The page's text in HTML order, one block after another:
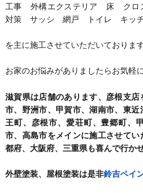
工事 外構エクステリア 床 ク
対策 サッシ 網戸 トイレ キッ
を主に施工させていただいております
お家のお悩みがありましたらお気軽
滋賀県は店舗のあります、彦根支
市、野洲市、甲賀市、湖南市、東
王町、彦根市、愛荘町、豊郷町、
市、高島市をメインに施工させて
都府、大阪府、三重県も喜んで行か
外壁塗装、屋根塗装は是非鈴吉ペイ